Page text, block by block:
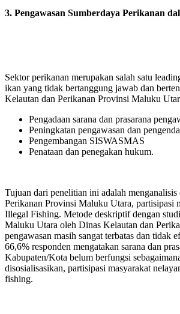
3. Pengawasan Sumberdaya Perikanan
Sektor perikanan merupakan salah satu
ikan yang tidak bertanggung jawab dan
Kelautan dan Perikanan Provinsi Maluku
Pengadaan sarana dan prasarana
Peningkatan pengawasan dan
Pengembangan SISWASMAS
Penataan dan penegakan hukum.
Tujuan dari penelitian ini adalah
Perikanan Provinsi Maluku Utara, partisipasi
Illegal Fishing. Metode deskriptif dengan
Maluku Utara oleh Dinas Kelautan dan
pengawasan masih sangat terbatas dan
66,6% responden mengatakan sarana dan
Kabupaten/Kota belum berfungsi
disosialisasikan, partisipasi masyarakat
fishing.